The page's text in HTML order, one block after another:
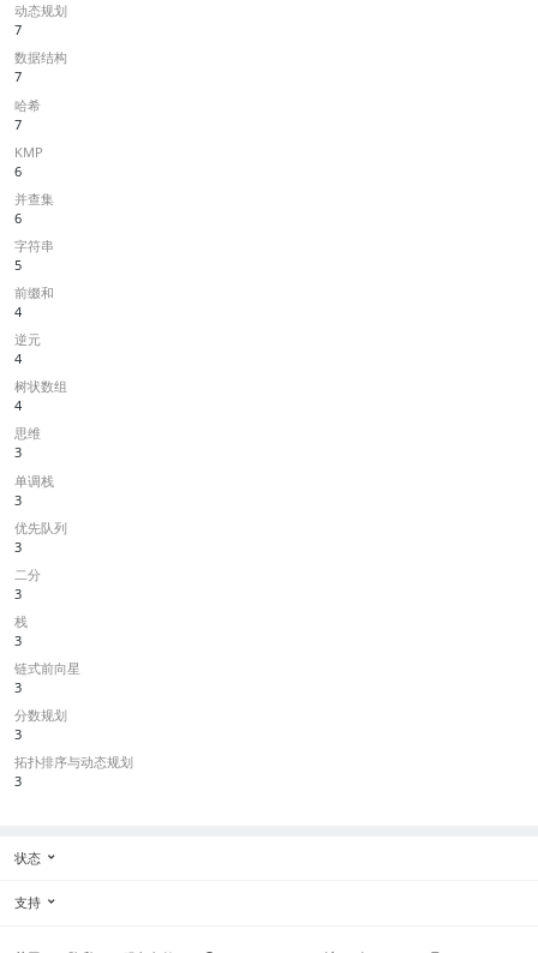
动态规划
7
数据结构
7
哈希
7
KMP
6
并查集
6
字符串
5
前缀和
4
逆元
4
树状数组
4
思维
3
单调栈
3
优先队列
3
二分
3
栈
3
链式前向星
3
分数规划
3
拓扑排序与动态规划
3
状态
支持